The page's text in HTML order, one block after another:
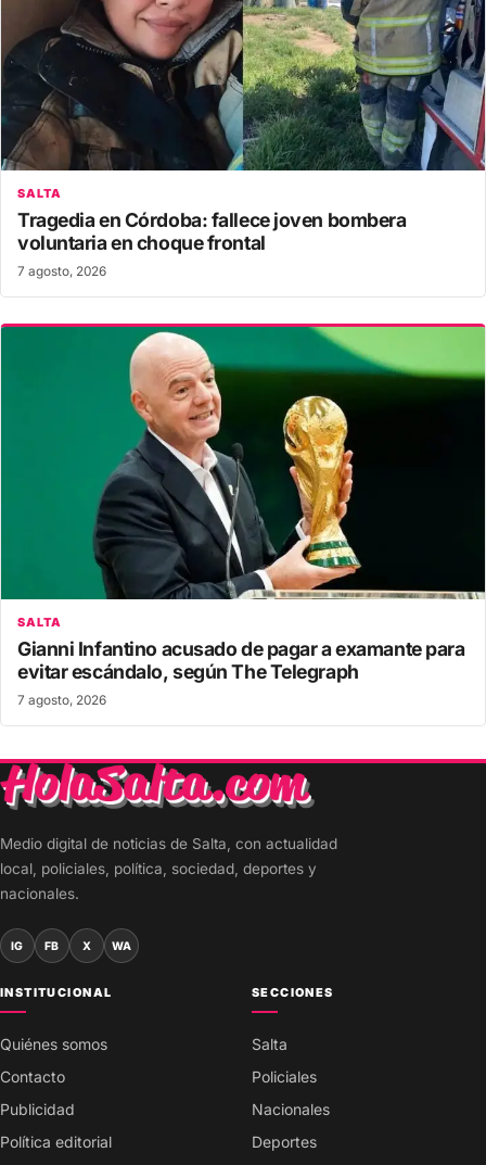
SALTA
Tragedia en Córdoba: fallece joven bombera
voluntaria en choque frontal
7 agosto, 2026
SALTA
Gianni Infantino acusado de pagar a examante para
evitar escándalo, según The Telegraph
7 agosto, 2026
Medio digital de noticias de Salta, con actualidad
local, policiales, política, sociedad, deportes y
nacionales.
IG FB X WA
INSTITUCIONAL
Quiénes somos
Contacto
Publicidad
Política editorial
SECCIONES
Salta
Policiales
Nacionales
Deportes